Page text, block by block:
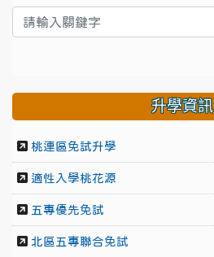
升學資訊
桃連區免試升學
適性入學桃花源
五專優先免試
北區五專聯合免試